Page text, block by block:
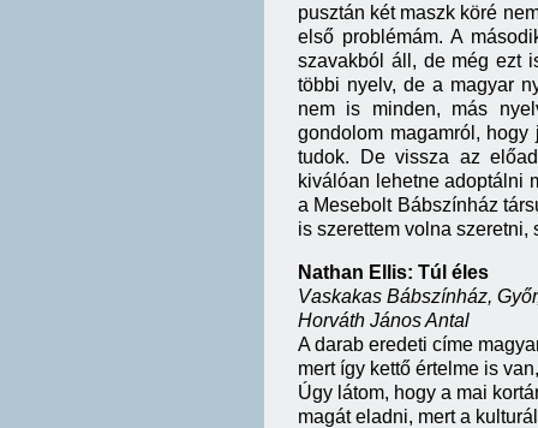
pusztán két maszk köré
első problémám. A
szavakból áll, de még ezt
többi nyelv, de a magyar
nem is minden, más
gondolom magamról,
tudok. De vissza az
kiválóan lehetne adoptálni
a Mesebolt Bábszínház
is szerettem volna szeretni,
Nathan Ellis: Túl éles
Vaskakas Bábszínház,
Horváth János Antal
A darab eredeti címe
mert így kettő értelme is
Úgy látom, hogy a mai
magát eladni, mert a